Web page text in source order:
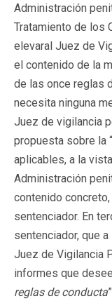
Administración
Tratamiento de los
elevaral Juez de
el contenido de la
de las once reglas
necesita ninguna
Juez de vigilancia
propuesta sobre la “
aplicables, a la
Administración
contenido
sentenciador. En
sentenciador, que
Juez de Vigilancia
informes que
reglas de conducta